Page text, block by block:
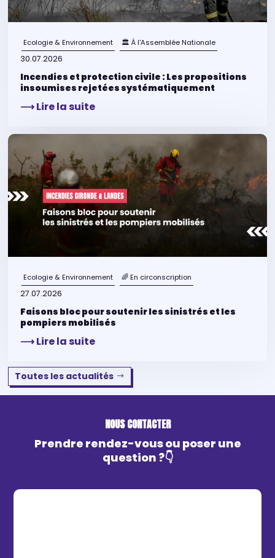
Ecologie & Environnement 🏛 À l'Assemblée Nationale
30.07.2026
Incendies et protection civile : Les propositions
insoumises rejetées systématiquement
⟶ Lire la suite
Ecologie & Environnement 🌈 En circonscription
27.07.2026
Faisons bloc pour soutenir les sinistrés et les
pompiers mobilisés
⟶ Lire la suite
Toutes les actualités
NOUS CONTACTER
Prendre rendez-vous ou poser une
question ?👇